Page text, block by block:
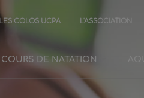
LES COLOS UCPA L'ASSOCIATION
COURS DE NATATION